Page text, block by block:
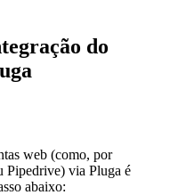
do
web (como, por
Pipedrive) via Pluga é
abaixo: